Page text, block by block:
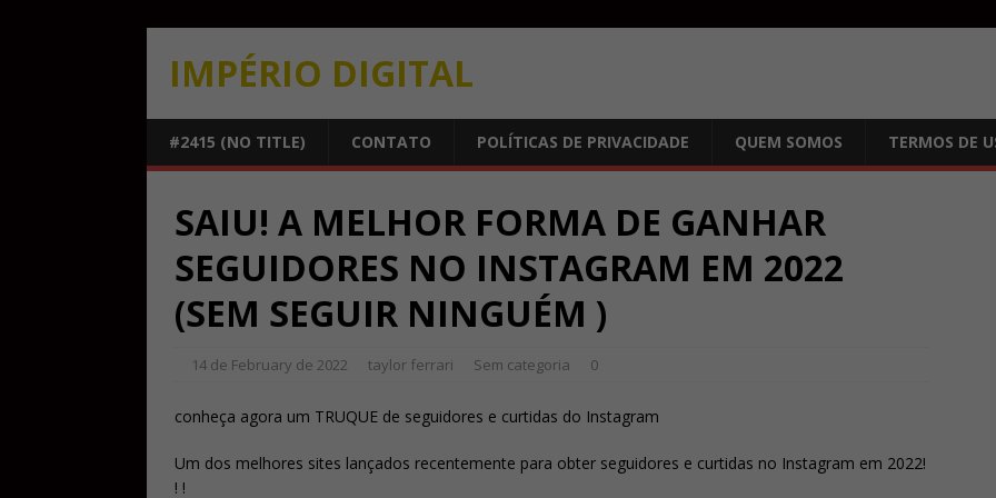
IMPÉRIO DIGITAL
#2415 (NO TITLE) CONTATO POLÍTICAS DE PRIVACIDADE QUEM SOMOS TERMOS DE
SAIU! A MELHOR FORMA DE GANHAR
SEGUIDORES NO INSTAGRAM EM 2022
(SEM SEGUIR NINGUÉM )
14 de February de 2022 taylor ferrari Sem categoria 0
conheça agora um TRUQUE de seguidores e curtidas do Instagram
Um dos melhores sites lançados recentemente para obter seguidores e curtidas no Instagram em 2022!
! !